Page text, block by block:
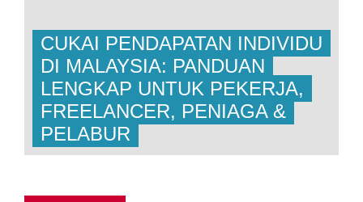
CUKAI PENDAPATAN INDIVIDU
DI MALAYSIA: PANDUAN
LENGKAP UNTUK PEKERJA,
FREELANCER, PENIAGA &
PELABUR